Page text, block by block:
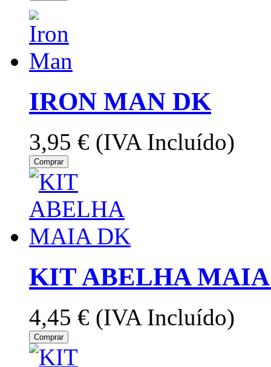
IRON MAN DK
3,95 € (IVA Incluído)
Comprar
KIT ABELHA
4,45 € (IVA Incluído)
Comprar